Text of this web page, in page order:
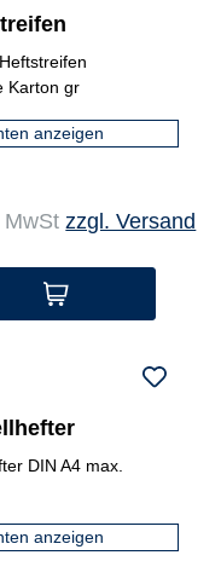
Karton gr
anzeigen
MwStzzgl. Versand
DIN A4 max.
anzeigen